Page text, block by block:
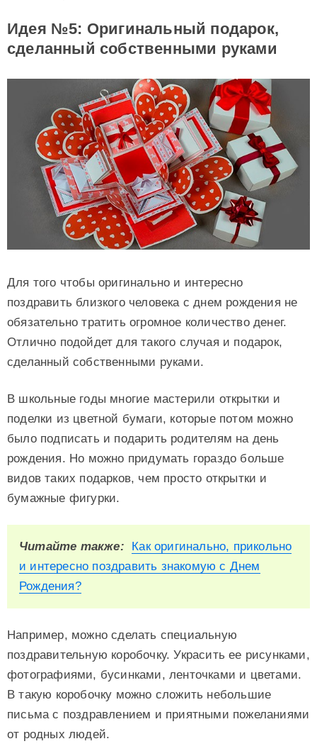
Идея №5: Оригинальный подарок,
сделанный собственными руками
Для того чтобы оригинально и интересно
поздравить близкого человека с днем рождения не
обязательно тратить огромное количество денег.
Отлично подойдет для такого случая и подарок,
сделанный собственными руками.
В школьные годы многие мастерили открытки и
поделки из цветной бумаги, которые потом можно
было подписать и подарить родителям на день
рождения. Но можно придумать гораздо больше
видов таких подарков, чем просто открытки и
бумажные фигурки.
Читайте также:
Как оригинально, прикольно
и интересно поздравить знакомую с Днем
Рождения?
Например, можно сделать специальную
поздравительную коробочку. Украсить ее рисунками,
фотографиями, бусинками, ленточками и цветами.
В такую коробочку можно сложить небольшие
письма с поздравлением и приятными пожеланиями
от родных людей.